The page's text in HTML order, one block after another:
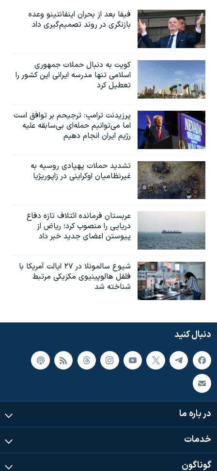
فیفا بعد از بحران اینفانتینو وعده
بازنگری در روند تصمیم‌گیری داد
کویت به دنبال حملات جمهوری
اسلامی تنها مدرسه ایرانی این کشور را
تعطیل کرد
پرزیدنت ترامپ: ترجیحم بر توافق است
اما می‌توانیم حمله‌ای بی‌سابقه علیه
رژیم ایران انجام دهیم
تشدید حملات پهپادی روسیه به
غیرنظامیان اوکراینی در زاپوریژیا
عربستان فرمانده ائتلاف تازه دفاع
دریایی را منصوب کرد؛ ریاض از
پیوستن اعضای جدید خبر داد
شیوع سالمونلا در ۲۷ ایالت آمریکا با
فلفل هالوپینیوی مکزیکی مرتبط
شناخته شد
دنبال کنید
در باره ما
خدمات
گوناگون